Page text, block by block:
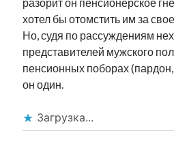
хотел бы отомстить им за
Но, судя по рассуждениям
представителей мужского
пенсионных поборах (пардон,
он один.
Загрузка...